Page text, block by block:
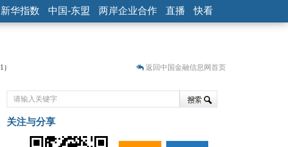
新华指数 中国-东盟 两岸企业合作 直播 快看
返回中国金融信息网首页
关注与分享